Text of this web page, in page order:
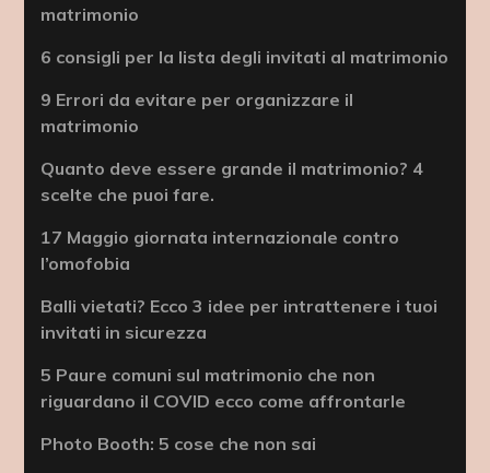
matrimonio
6 consigli per la lista degli invitati al matrimonio
9 Errori da evitare per organizzare il
matrimonio
Quanto deve essere grande il matrimonio? 4
scelte che puoi fare.
17 Maggio giornata internazionale contro
l’omofobia
Balli vietati? Ecco 3 idee per intrattenere i tuoi
invitati in sicurezza
5 Paure comuni sul matrimonio che non
riguardano il COVID ecco come affrontarle
Photo Booth: 5 cose che non sai